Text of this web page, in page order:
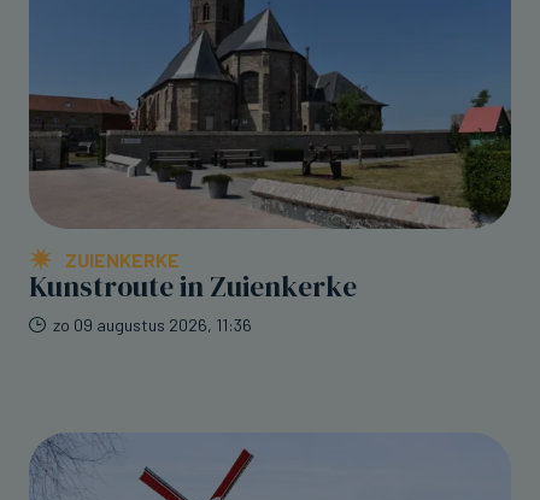
ZUIENKERKE
Kunstroute in Zuienkerke
zo 09 augustus 2026, 11:36